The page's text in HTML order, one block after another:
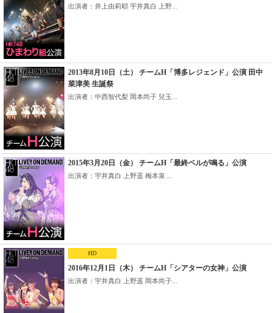
出演者：井上由莉耶 宇井真白 上野...
2013年8月10日（土） チームH「博多レジェンド」公演 田中
菜津美 生誕祭
出演者：中西智代梨 岡本尚子 兒玉...
2015年3月20日（金） チームH「最終ベルが鳴る」公演
出演者：宇井真白 上野遥 梅本泉 ...
HD
2016年12月1日（木） チームH「シアターの女神」公演
出演者：宇井真白 上野遥 岡本尚子...